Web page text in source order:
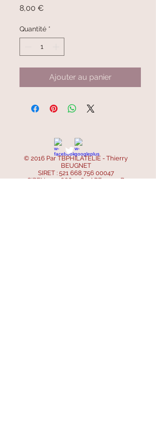
8,00 €
Quantité *
Ajouter au panier
© 2016 Par TBPHILATELIE - Thierry
BEUGNET
SIRET : 521 668 756 00047
SIREN :521 668 756- APE : 4799B